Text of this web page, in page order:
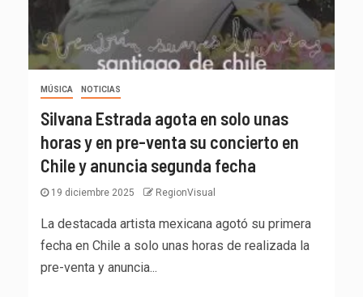
MÚSICA NOTICIAS
Silvana Estrada agota en solo unas
horas y en pre-venta su concierto en
Chile y anuncia segunda fecha
19 diciembre 2025 RegionVisual
La destacada artista mexicana agotó su primera
fecha en Chile a solo unas horas de realizada la
pre-venta y anuncia...